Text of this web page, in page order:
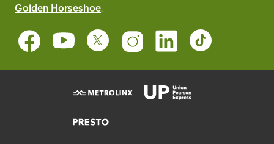
Golden Horseshoe.